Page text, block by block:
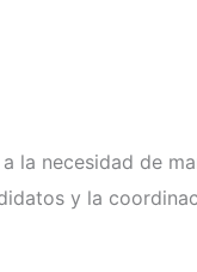
la necesidad de
y la